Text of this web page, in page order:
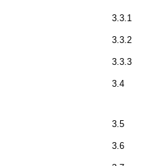
3.3.1
3.3.2
3.3.3
3.4
3.5
3.6